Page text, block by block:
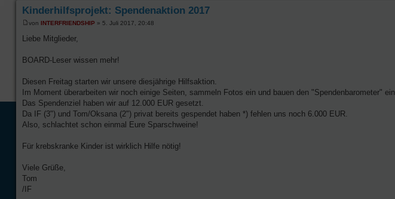
Kinderhilfsprojekt: Spendenaktion 2017
von INTERFRIENDSHIP » 5. Juli 2017, 20:48
Liebe Mitglieder,
BOARD-Leser wissen mehr!
Diesen Freitag starten wir unsere diesjährige Hilfsaktion.
Im Moment überarbeiten wir noch einige Seiten, sammeln Fotos ein und bauen den "Spendenbarometer" ein.
Das Spendenziel haben wir auf 12.000 EUR gesetzt.
Da IF (3") und Tom/Oksana (2") privat bereits gespendet haben *) fehlen uns noch 6.000 EUR.
Also, schlachtet schon einmal Eure Sparschweine!
Für krebskranke Kinder ist wirklich Hilfe nötig!
Viele Grüße,
Tom
/IF